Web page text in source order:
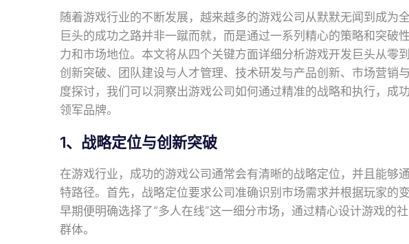
随着游戏行业的不断发展，越来越多的游戏公司从默默无闻到成为
巨头的成功之路并非一蹴而就，而是通过一系列精心的策略和突破
力和市场地位。本文将从四个关键方面详细分析游戏开发巨头从零
创新突破、团队建设与人才管理、技术研发与产品创新、市场营销
度探讨，我们可以洞察出游戏公司如何通过精准的战略和执行，成
领军品牌。
1、战略定位与创新突破
在游戏行业，成功的游戏公司通常会有清晰的战略定位，并且能够
特路径。首先，战略定位要求公司准确识别市场需求并根据玩家的
早期便明确选择了“多人在线”这一细分市场，通过精心设计游戏的
群体。